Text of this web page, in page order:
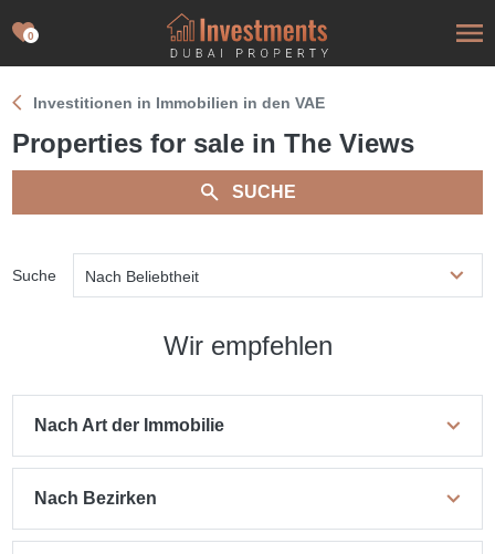
0
Investitionen in Immobilien in den VAE
Properties for sale in The Views
SUCHE
Suche Nach Beliebtheit
Wir empfehlen
Nach Art der Immobilie
Nach Bezirken